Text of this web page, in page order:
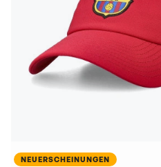
NEUERSCHEINUNGEN